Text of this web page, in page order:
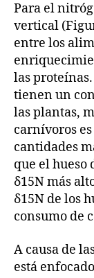
Para el
vertical
entre los
las
tienen un
las plantas,
carnívoros
cantidades
que el hueso
δ15N más
δ15N de los
consumo de
A causa de
está